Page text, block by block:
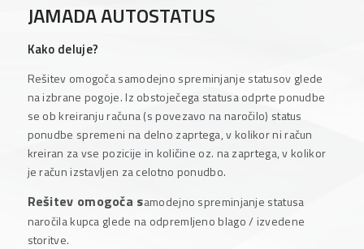
JAMADA AUTOSTATUS
Kako deluje?
Rešitev omogoča samodejno spreminjanje statusov glede
na izbrane pogoje. Iz obstoječega statusa odprte ponudbe
se ob kreiranju računa (s povezavo na naročilo) status
ponudbe spremeni na delno zaprtega, v kolikor ni račun
kreiran za vse pozicije in količine oz. na zaprtega, v kolikor
je račun izstavljen za celotno ponudbo.
Rešitev omogoča samodejno spreminjanje statusa
naročila kupca glede na odpremljeno blago / izvedene
storitve.